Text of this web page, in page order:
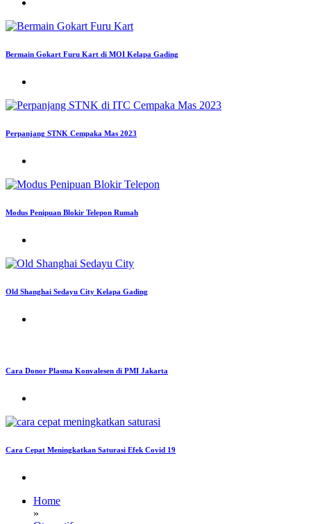
Bermain Gokart Furu Kart di MOI Kelapa Gading
Perpanjang STNK Cempaka Mas 2023
Modus Penipuan Blokir Telepon Rumah
Old Shanghai Sedayu City Kelapa Gading
Cara Donor Plasma Konvalesen di PMI Jakarta
Cara Cepat Meningkatkan Saturasi Efek Covid 19
Home
»